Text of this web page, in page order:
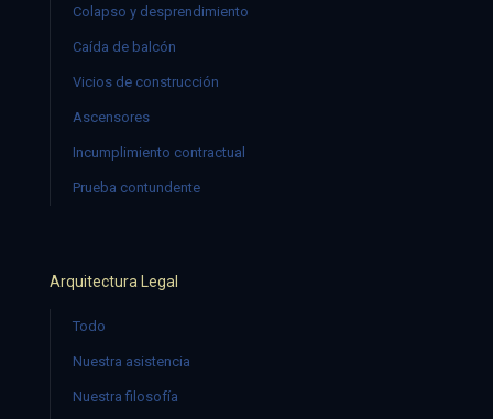
Colapso y desprendimiento
Caída de balcón
Vicios de construcción
Ascensores
Incumplimiento contractual
Prueba contundente
Arquitectura Legal
Todo
Nuestra asistencia
Nuestra filosofía